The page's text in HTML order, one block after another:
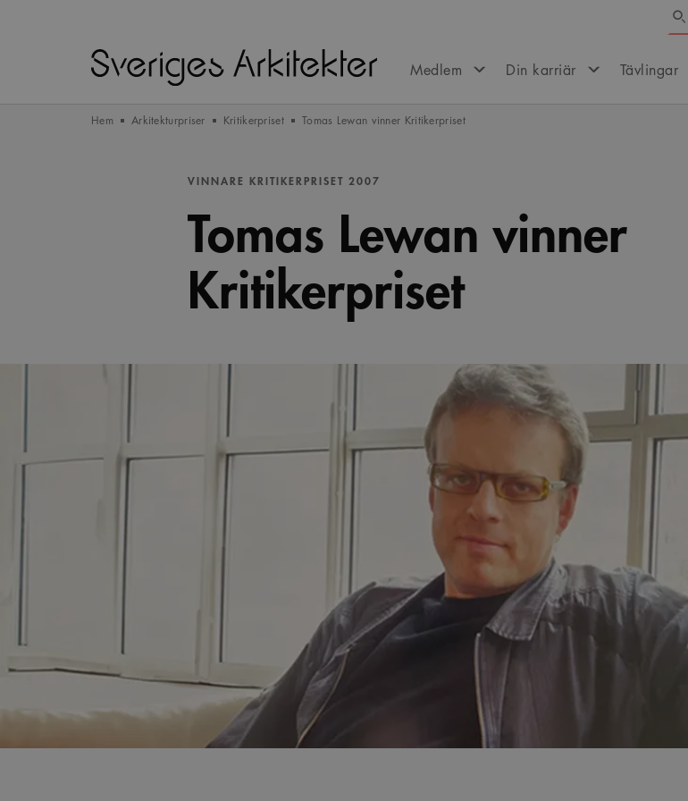
Sök
Medlem Din karriär Tävlingar
Hem Arkitekturpriser Kritikerpriset Tomas Lewan vinner Kritikerpriset
VINNARE KRITIKERPRISET 2007
Tomas Lewan vinner
Kritikerpriset